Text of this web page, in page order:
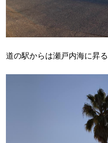
道の駅からは瀬戸内海に昇